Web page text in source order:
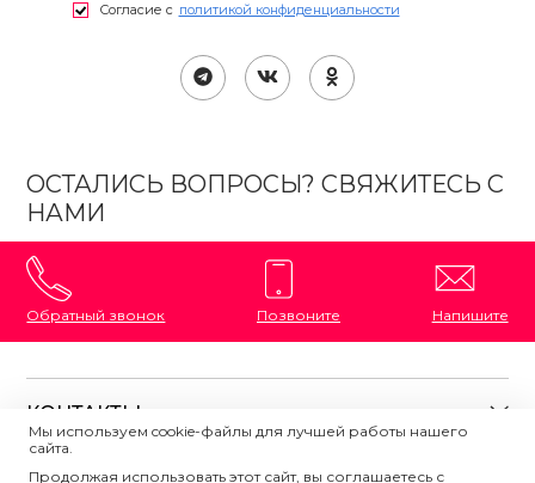
Согласие с политикой конфиденциальности
ОСТАЛИСЬ ВОПРОСЫ? СВЯЖИТЕСЬ С
НАМИ
Обратный звонок Позвоните Напишите
КОНТАКТЫ
8 (800) 333-87-72
Мы используем cookie-файлы для лучшей работы нашего
сайта.
Продолжая использовать этот сайт, вы соглашаетесь с